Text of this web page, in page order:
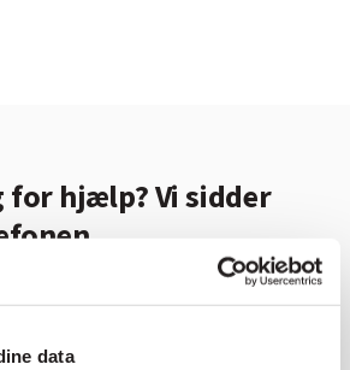
data
for hjælp? Vi sidder
du har behov for en